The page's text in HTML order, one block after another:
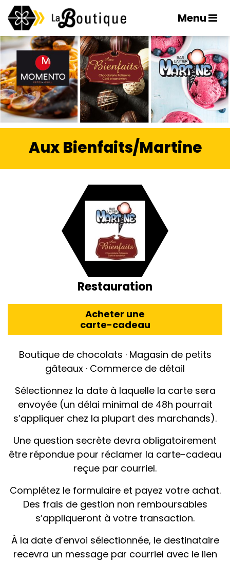
Menu
Aux Bienfaits/Martine
Restauration
Acheter une
carte-cadeau
Boutique de chocolats · Magasin de petits
gâteaux · Commerce de détail
Sélectionnez la date à laquelle la carte sera
envoyée (un délai minimal de 48h pourrait
s’appliquer chez la plupart des marchands).
Une question secrète devra obligatoirement
être répondue pour réclamer la carte-cadeau
reçue par courriel.
Complétez le formulaire et payez votre achat.
Des frais de gestion non remboursables
s’appliqueront à votre transaction.
À la date d’envoi sélectionnée, le destinataire
recevra un message par courriel avec le lien